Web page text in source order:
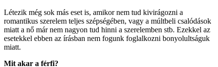
Létezik még sok más eset is, amikor nem tud kivirágozni a
romantikus szerelem teljes szépségében, vagy a múltbeli csalódások
miatt a nő már nem nagyon tud hinni a szerelemben stb. Ezekkel az
esetekkel ebben az írásban nem fogunk foglalkozni bonyolultságuk
miatt.
Mit akar a férfi?